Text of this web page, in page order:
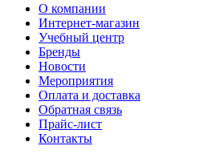
О компании
Интернет-магазин
Учебный центр
Бренды
Новости
Мероприятия
Оплата и доставка
Обратная связь
Прайс-лист
Контакты